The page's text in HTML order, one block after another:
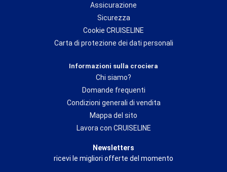
Assicurazione
Sicurezza
Cookie CRUISELINE
Carta di protezione dei dati personali
Informazioni sulla crociera
Chi siamo?
Domande frequenti
Condizioni generali di vendita
Mappa del sito
Lavora con CRUISELINE
Newsletters
ricevi le migliori offerte del momento